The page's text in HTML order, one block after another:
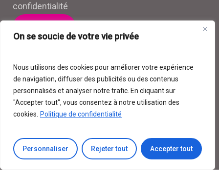
On se soucie de votre vie privée
Nous utilisons des cookies pour améliorer votre expérience
de navigation, diffuser des publicités ou des contenus
personnalisés et analyser notre trafic. En cliquant sur
"Accepter tout", vous consentez à notre utilisation des
cookies.
Politique de confidentialité
Personnaliser Rejeter tout Accepter tout
confidentialité
Plan du site
Mentions légales et confidentialité
Suivez-moi sur les réseaux